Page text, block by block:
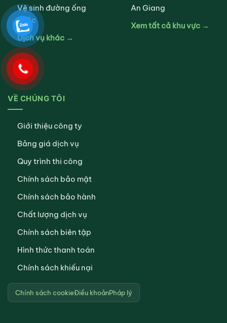
Vệ sinh đường ống
nước
Dịch vụ khác →
An Giang
Xem tất cả khu vực →
VỀ CHÚNG TÔI
Giới thiệu công ty
Bảng giá dịch vụ
Quy trình thi công
Chính sách bảo mật
Chính sách bảo hành
Chất lượng dịch vụ
Chính sách biên tập
Hình thức thanh toán
Chính sách khiếu nại
Chính sách cookieĐiều khoảnPháp lý